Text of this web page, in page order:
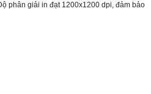
phân giải in đạt 1200x1200 dpi, đảm bảo